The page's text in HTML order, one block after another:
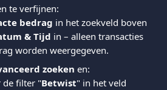
te verfijnen:
bedrag in het zoekveld boven
& Tijd in – alleen transacties
worden weergegeven.
zoeken en:
de filter "Betwist" in het veld